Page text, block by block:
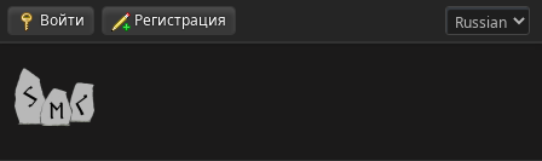
Войти Регистрация